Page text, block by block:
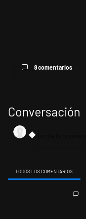
8 comentarios
Conversación
TODOS LOS COMENTARIOS